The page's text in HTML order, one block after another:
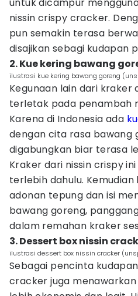
nissin crispy cracker.
pun semakin terasa
disajikan sebagi kudapan
2. Kue kering bawang
ilustrasi kue kering bawang goreng
Kegunaan lain dari kraker
terletak pada penambah
Karena di Indonesia ada
dengan cita rasa bawang
digabungkan biar terasa
Kraker dari nissin crispy
terlebih dahulu.
adonan tepung dan isi
bawang goreng,
dalam remahan kraker
3. Dessert box nissin
ilustrasi dessert box nissin cracker
Sebagai pencinta
cracker juga